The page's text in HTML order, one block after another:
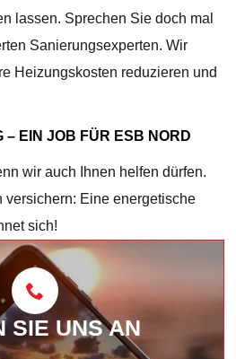
lassen. Sprechen Sie doch mal
Sanierungsexperten. Wir
Heizungskosten reduzieren und
– EIN JOB FÜR ESB NORD
wir auch Ihnen helfen dürfen.
versichern: Eine energetische
sich!
SIE UNS AN